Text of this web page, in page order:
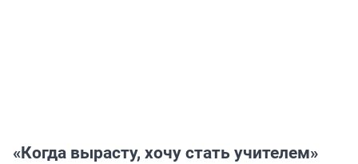
«Когда вырасту, хочу стать учителем»